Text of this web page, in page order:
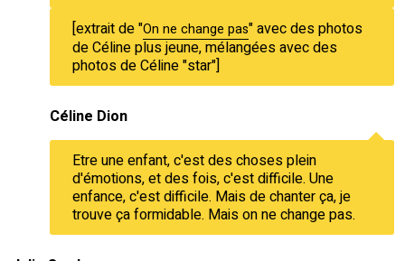
[extrait de "On ne change pas" avec des photos
de Céline plus jeune, mélangées avec des
photos de Céline "star"]
Céline Dion
Etre une enfant, c'est des choses plein
d'émotions, et des fois, c'est difficile. Une
enfance, c'est difficile. Mais de chanter ça, je
trouve ça formidable. Mais on ne change pas.